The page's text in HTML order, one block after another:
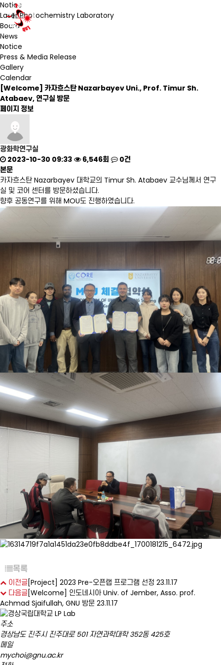
Notice
Laser Photochemistry Laboratory
Board
News
Notice
Press & Media Release
Gallery
Calendar
[Welcome] 카자흐스탄 Nazarbayev Uni., Prof. Timur Sh.
Atabaev, 연구실 방문
페이지 정보
광화학연구실
2023-10-30 09:33
6,546회
0건
본문
카자흐스탄 Nazarbayev 대학교의 Timur Sh. Atabaev 교수님께서 연구
실 및 코어 센터를 방문하셨습니다.
향후 공동연구를 위해 MOU도 진행하였습니다.
목록
이전글[Project] 2023 Pre-오픈랩 프로그램 선정 23.11.17
다음글[Welcome] 인도네시아 Univ. of Jember, Asso. prof.
Achmad Sjaifullah, GNU 방문 23.11.17
주소
경상남도 진주시 진주대로 501 자연과학대학 352동 425호
메일
mychoi@gnu.ac.kr